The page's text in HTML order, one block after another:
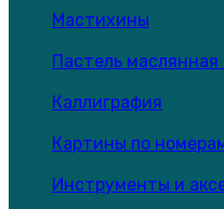
Мастихины
Пастель
Каллиграфия
Картины по
Инструменты и